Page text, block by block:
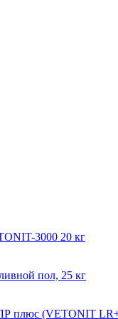
3000 20 кг
пол, 25 кг
плюс (VETONIT